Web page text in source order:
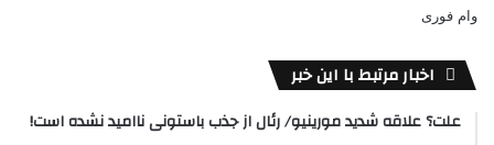
وام فوری
اخبار مرتبط با این خبر
علت؟ علاقه شدید مورینیو/ رئال از جذب باستونی ناامید نشده است!